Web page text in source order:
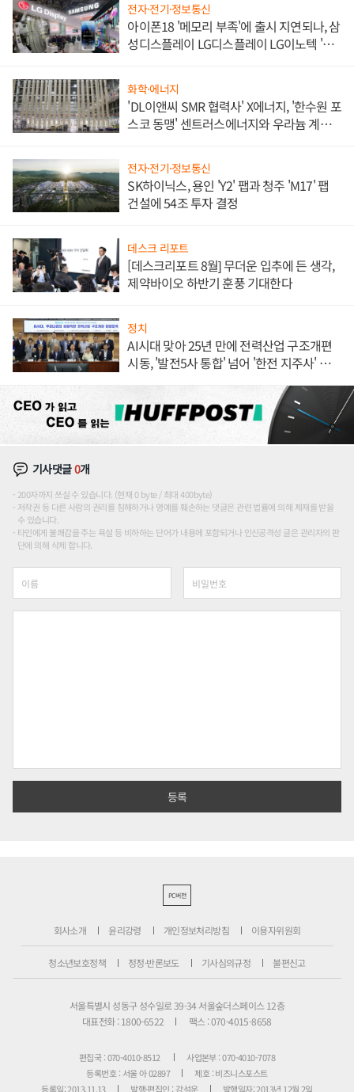
전자·전기·정보통신
아이폰18 '메모리 부족'에 출시 지연되나, 삼
성디스플레이 LG디스플레이 LG이노텍 '탈
화학·에너지
'DL이앤씨 SMR 협력사' X에너지, '한수원 포
스코 동맹' 센트러스에너지와 우라늄 계약
전자·전기·정보통신
SK하이닉스, 용인 'Y2' 팹과 청주 'M17' 팹
건설에 54조 투자 결정
데스크 리포트
[데스크리포트 8월] 무더운 입추에 든 생각,
제약바이오 하반기 훈풍 기대한다
정치
AI시대 맞아 25년 만에 전력산업 구조개편
시동, '발전5사 통합' 넘어 '한전 지주사' 재편
기사댓글0개
200자까지 쓰실 수 있습니다. (현재 0 byte / 최대 400byte)
저작권 등 다른 사람의 권리를 침해하거나 명예를 훼손하는 댓글은 관련 법률에 의해 제재를 받을
수 있습니다.
타인에게 불쾌감을 주는 욕설 등 비하하는 단어가 내용에 포함되거나 인신공격성 글은 관리자의 판
단에 의해 삭제 합니다.
PC버전
회사소개 윤리강령 개인정보처리방침 이용자위원회
청소년보호정책 정정·반론보도 기사심의규정 불편신고
서울특별시 성동구 성수일로 39-34 서울숲더스페이스 12층
대표전화 : 1800-6522
팩스 : 070-4015-8658
편집국 : 070-4010-8512
사업본부 : 070-4010-7078
등록번호 : 서울 아 02897
제호 : 비즈니스포스트
등록일: 2013.11.13
발행·편집인 : 강석운 발행일자: 2013년 12월 2일